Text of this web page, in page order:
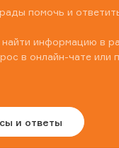
помочь и
информацию в
в онлайн-чате или
и ответы